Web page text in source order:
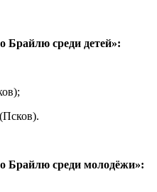
среди детей»:
Брайлю среди молодёжи»: